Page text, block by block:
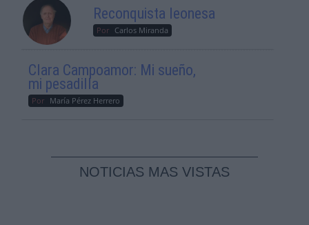
Reconquista leonesa
Por Carlos Miranda
Clara Campoamor: Mi sueño,
mi pesadilla
Por María Pérez Herrero
NOTICIAS MAS VISTAS